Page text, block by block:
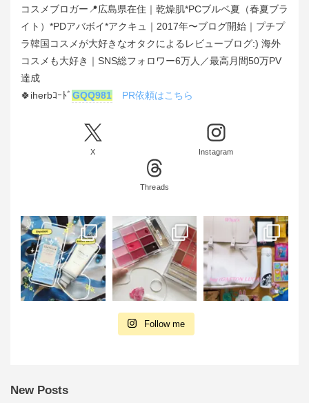
コスメブロガー📍広島県在住｜乾燥肌*PCブルベ夏（春夏ブラ
イト）*PDアバボイ*アクキュ｜2017年〜ブログ開始｜プチプ
ラ韓国コスメが大好きなオタクによるレビューブログ:) 海外
コスメも大好き｜SNS総フォロワー6万人／最高月間50万PV
達成
🍀iherbｺｰﾄﾞ GQQ981 PR依頼はこちら
X Instagram
Threads
Follow me
New Posts